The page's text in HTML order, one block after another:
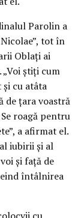
Parolin a
tot în
Oblați ai
știți cum
și cu atâta
de țara voastră
roagă pentru
a afirmat el.
iubirii și al
și față de
întâlnirea